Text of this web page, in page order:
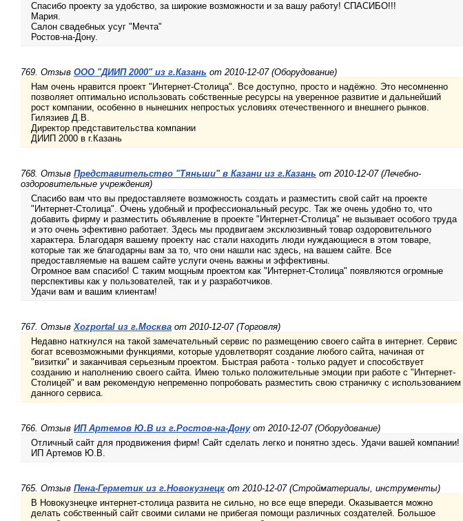
Спасибо проекту за удобство, за широкие возможности и за вашу работу! СПАСИБО!!!
Мария.
Салон свадебных усуг "Мечта"
Ростов-на-Дону.
769. Отзыв ООО "ДИИП 2000" из г.Казань от 2010-12-07 (Оборудование)
Нам очень нравится проект "Интернет-Столица". Все доступно, просто и надёжно. Это несомненно
позволяет оптимально использовать собственные ресурсы на уверенное развитие и дальнейший
рост компании, особенно в нынешних непростых условиях отечественного и внешнего рынков.
Гилязиев Д.В.
Директор представительства компании
ДИИП 2000 в г.Казань
768. Отзыв Представительство "Тяньши" в Казани из г.Казань от 2010-12-07 (Лечебно-
оздоровительные учреждения)
Спасибо вам что вы предоставляете возможность создать и разместить свой сайт на проекте
"Интернет-Столица". Очень удобный и профессиональный ресурс. Так же очень удобно то, что
добавить фирму и разместить объявление в проекте "Интернет-Столица" не вызывает особого труда
и это очень эфективно работает. Здесь мы продвигаем эксклюзивный товар оздоровительного
характера. Благодаря вашему проекту нас стали находить люди нуждающиеся в этом товаре,
которые так же благодарны вам за то, что они нашли нас здесь, на вашем сайте. Все
предоставляемые на вашем сайте услуги очень важны и эффективны.
Огромное вам спасибо! С таким мощным проектом как "Интернет-Столица" появляются огромные
перспективы как у пользователей, так и у разработчиков.
Удачи вам и вашим клиентам!
767. ОтзывXozportal из г.Москва от 2010-12-07 (Торговля)
Недавно наткнулся на такой замечательный сервис по размещению своего сайта в интернет. Сервис
богат всевозможными функциями, которые удовлетворят создание любого сайта, начиная от
"визитки" и заканчивая серьезным проектом. Быстрая работа - только радует и способствует
созданию и наполнению своего сайта. Имею только положительные эмоции при работе с "Интернет-
Столицей" и вам рекомендую непременно попробовать разместить свою страничку с использованием
данного сервиса.
766. Отзыв ИП Артемов Ю.В из г.Ростов-на-Донуот 2010-12-07 (Оборудование)
Отличный сайт для продвижения фирм! Сайт сделать легко и понятно здесь. Удачи вашей компании!
ИП Артемов Ю.В.
765. Отзыв Пена-Герметик из г.Новокузнецк от 2010-12-07 (Стройматериалы, инструменты)
В Новокузнецке интернет-столица развита не сильно, но все еще впереди. Оказывается можно
делать собственный сайт своими силами не прибегая помощи различных создателей. Большое